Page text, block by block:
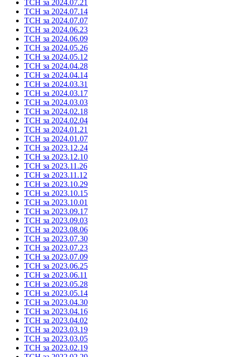
ТСН за 2024.07.21
ТСН за 2024.07.14
ТСН за 2024.07.07
ТСН за 2024.06.23
ТСН за 2024.06.09
ТСН за 2024.05.26
ТСН за 2024.05.12
ТСН за 2024.04.28
ТСН за 2024.04.14
ТСН за 2024.03.31
ТСН за 2024.03.17
ТСН за 2024.03.03
ТСН за 2024.02.18
ТСН за 2024.02.04
ТСН за 2024.01.21
ТСН за 2024.01.07
ТСН за 2023.12.24
ТСН за 2023.12.10
ТСН за 2023.11.26
ТСН за 2023.11.12
ТСН за 2023.10.29
ТСН за 2023.10.15
ТСН за 2023.10.01
ТСН за 2023.09.17
ТСН за 2023.09.03
ТСН за 2023.08.06
ТСН за 2023.07.30
ТСН за 2023.07.23
ТСН за 2023.07.09
ТСН за 2023.06.25
ТСН за 2023.06.11
ТСН за 2023.05.28
ТСН за 2023.05.14
ТСН за 2023.04.30
ТСН за 2023.04.16
ТСН за 2023.04.02
ТСН за 2023.03.19
ТСН за 2023.03.05
ТСН за 2023.02.19